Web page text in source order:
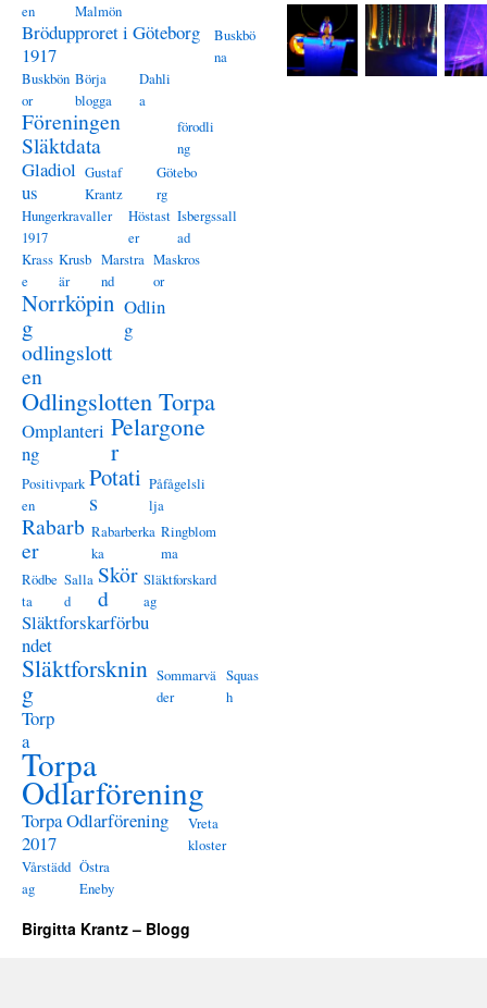
en
Malmön
Brödupproret i Göteborg
1917
Buskbö
na
Buskbön
or
Börja
blogga
Dahli
a
Föreningen
Släktdata
förodli
ng
Gladiol
us
Gustaf
Krantz
Götebo
rg
Hungerkravaller
1917
Höstast
er
Isbergssall
ad
Krass
e
Krusb
är
Marstra
nd
Maskros
or
Norrköpin
g
Odlin
g
odlingslott
en
Odlingslotten Torpa
Omplanteri
ng
Pelargone
r
Positivpark
en
Potati
s
Påfågelsli
lja
Rabarb
er
Rabarberka
ka
Ringblom
ma
Rödbe
ta
Salla
d
Skör
d
Släktforskard
ag
Släktforskarförbu
ndet
Släktforsknin
g
Sommarvä
der
Squas
h
Torp
a
Torpa
Odlarförening
Torpa Odlarförening
2017
Vreta
kloster
Vårstädd
ag
Östra
Eneby
Birgitta Krantz – Blogg